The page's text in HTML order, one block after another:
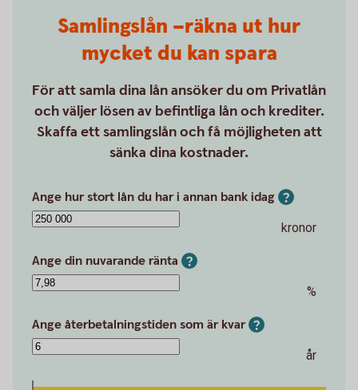
Samlingslån –räkna ut hur
mycket du kan spara
För att samla dina lån ansöker du om Privatlån
och väljer lösen av befintliga lån och krediter.
Skaffa ett samlingslån och få möjligheten att
sänka dina kostnader.
Ange hur stort lån du har i annan bank idag
kronor
Ange din nuvarande ränta
%
Ange återbetalningstiden som är kvar
år